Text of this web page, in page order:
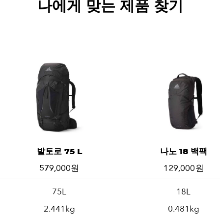
나에게 맞는 제품 찾기
발토로 75 L
579,000 원
75L
2.441kg
나노 18 백팩
129,000 원
18L
0.481kg